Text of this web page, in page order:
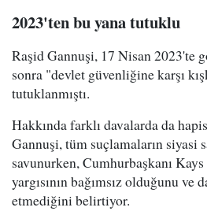
2023'ten bu yana tutuklu
Raşid Gannuşi, 17 Nisan 2023'te
sonra "devlet güvenliğine karşı
tutuklanmıştı.
Hakkında farklı davalarda da
Gannuşi, tüm suçlamaların siyasi
savunurken, Cumhurbaşkanı
yargısının bağımsız olduğunu ve
etmediğini belirtiyor.